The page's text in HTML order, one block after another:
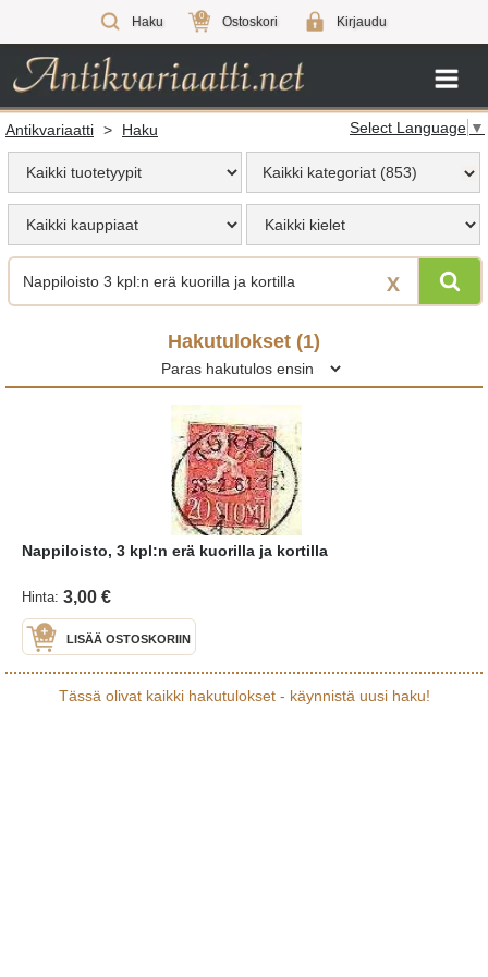
Haku 0 Ostoskori Kirjaudu
Select Language ▼
Antikvariaatti > Haku
Kaikki kategoriat (853)
X
Hakutulokset (1)
Nappiloisto, 3 kpl:n erä kuorilla ja kortilla
Hinta: 3,00 €
LISÄÄ OSTOSKORIIN
Tässä olivat kaikki hakutulokset - käynnistä uusi haku!